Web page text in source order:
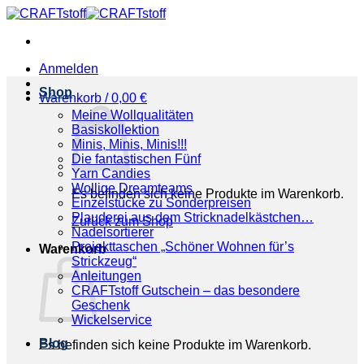
Zum
springen
Anmelden
Warenkorb /0,00 €
Es befinden sich keine Produkte im Warenkorb.
Zurück zum Shop
Warenkorb
Es befinden sich keine Produkte im Warenkorb.
Shop
Meine Wollqualitäten
Basiskollektion
Minis, Minis, Minis!!!
Die fantastischen Fünf
Yarn Candies
Wollige Dreamteams
Einzelstücke zu Sonderpreisen
Plauderei aus dem Stricknadelkästchen…
Nadelsortierer
Projekttaschen „Schöner Wohnen für’s
Strickzeug“
Anleitungen
CRAFTstoff Gutschein – das besondere
Geschenk
Wickelservice
Blog